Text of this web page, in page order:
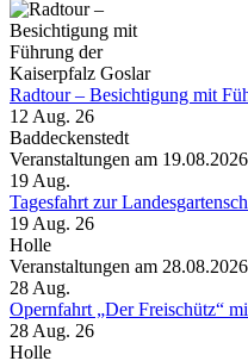
Radtour – Besichtigung mit
12 Aug. 26
Baddeckenstedt
Veranstaltungen am 19.08.2026
19 Aug.
Tagesfahrt zur
19 Aug. 26
Holle
Veranstaltungen am 28.08.2026
28 Aug.
Opernfahrt „Der Freischütz“
28 Aug. 26
Holle